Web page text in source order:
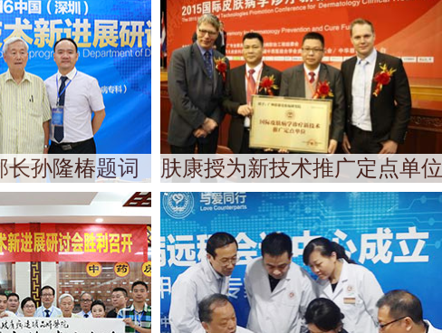
长孙隆椿题词 肤康授为新技术推广定点单位